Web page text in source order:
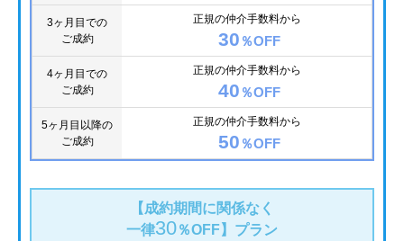
3ヶ月目での
ご成約
正規の仲介手数料から
30 ％OFF
4ヶ月目での
ご成約
正規の仲介手数料から
40 ％OFF
5ヶ月目以降の
ご成約
正規の仲介手数料から
50 ％OFF
【成約期間に関係なく
一律30％OFF】 プラン